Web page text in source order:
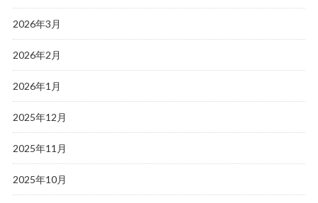
2026年3月
2026年2月
2026年1月
2025年12月
2025年11月
2025年10月